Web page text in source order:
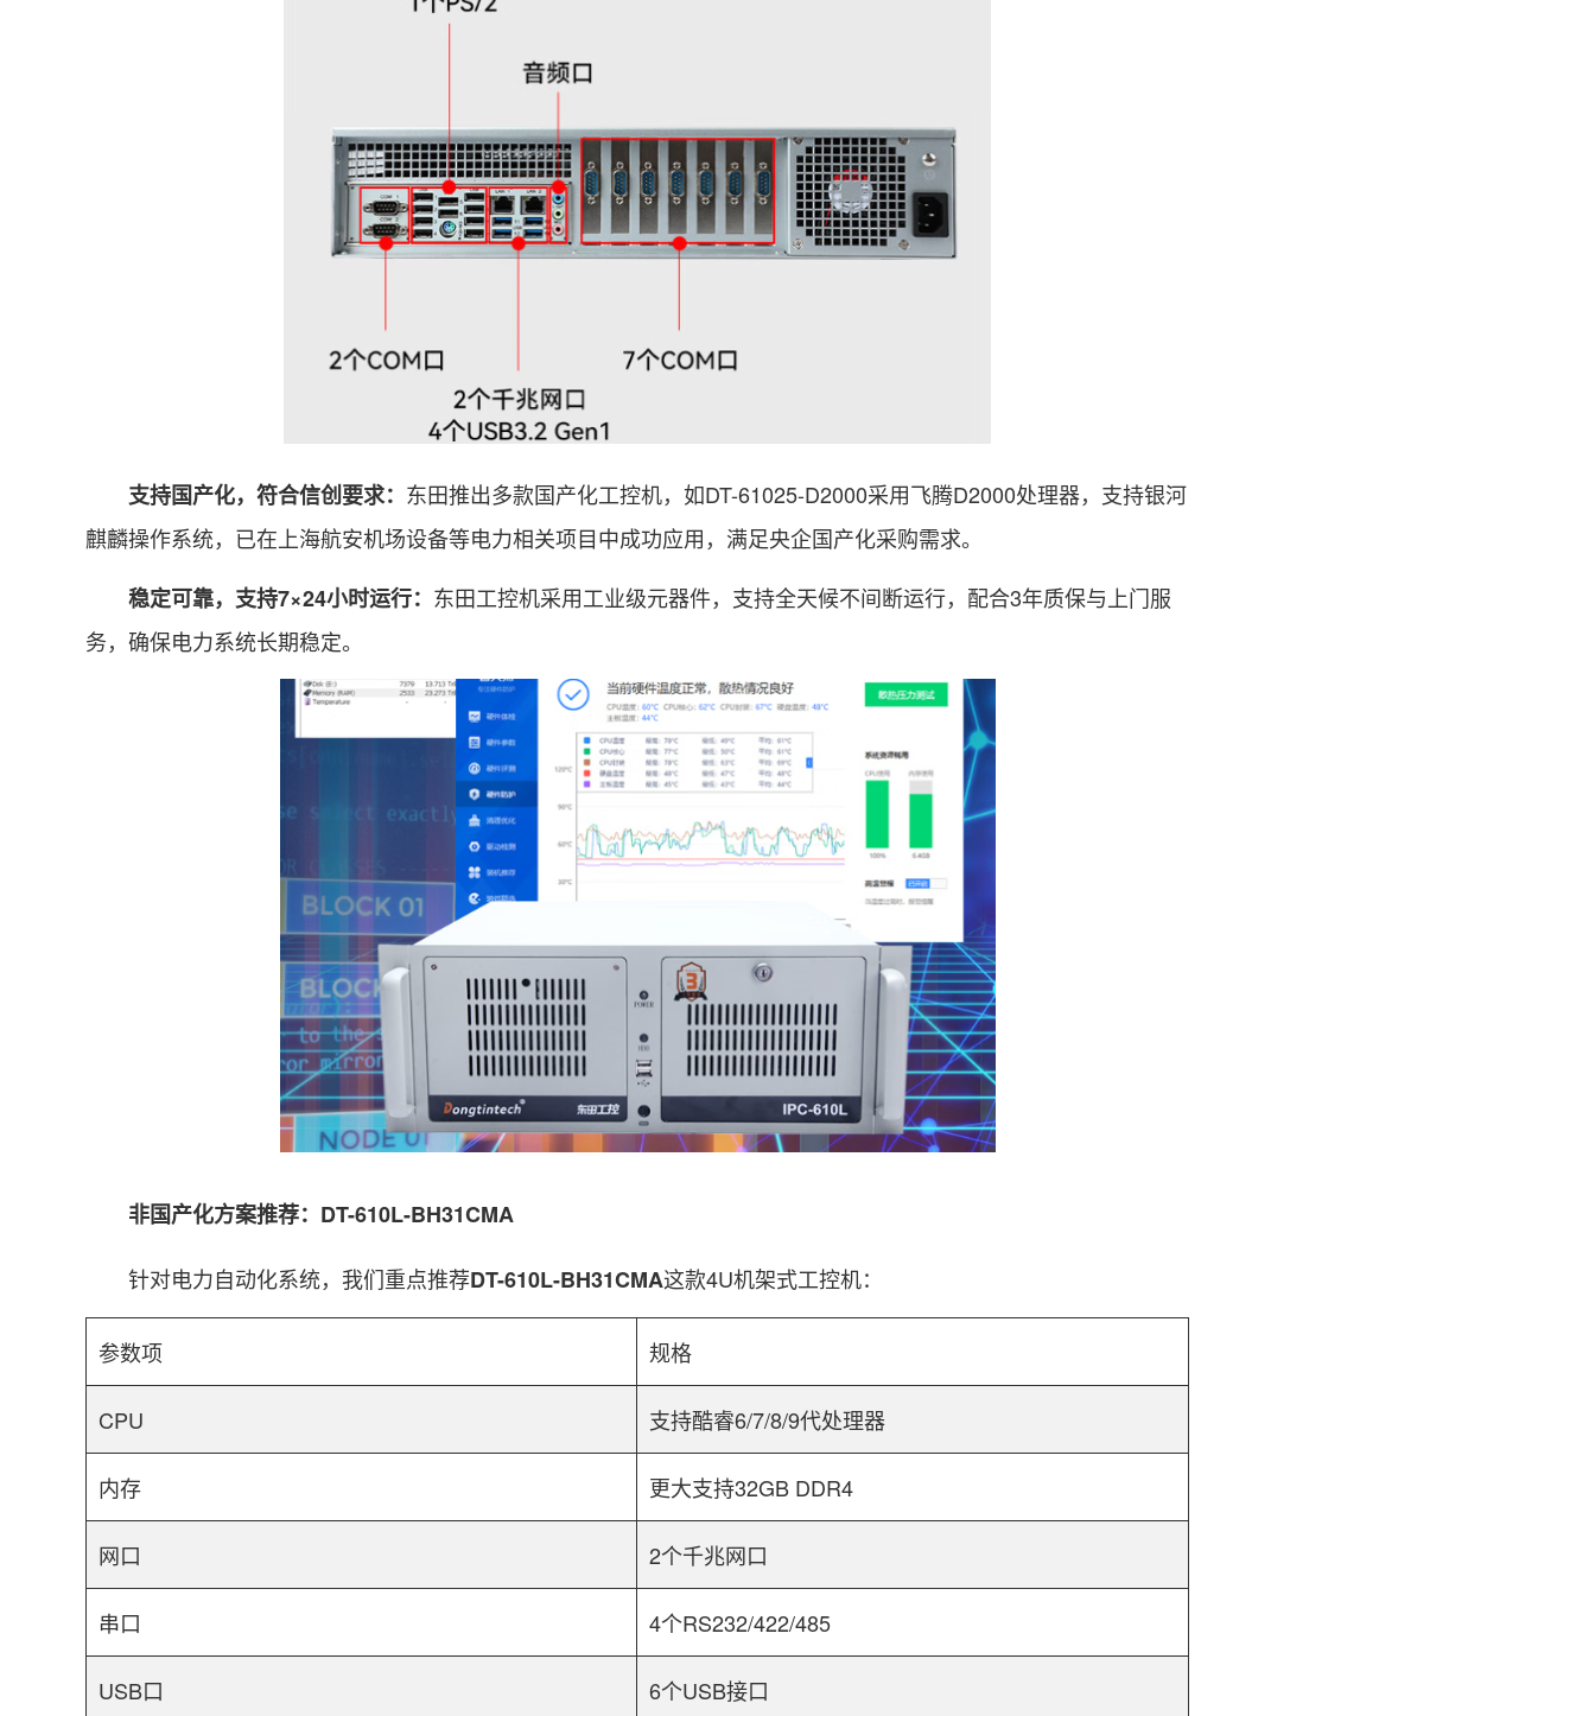
支持国产化，符合信创要求： 东田推出多款国产化工控机，如DT-61025-D2000采用飞腾D2000处理器，支持银河
麒麟操作系统，已在上海航安机场设备等电力相关项目中成功应用，满足央企国产化采购需求。
稳定可靠，支持7×24小时运行： 东田工控机采用工业级元器件，支持全天候不间断运行，配合3年质保与上门服
务，确保电力系统长期稳定。
非国产化方案推荐： DT-610L-BH31CMA
针对电力自动化系统，我们重点推荐DT-610L-BH31CMA这款4U机架式工控机：
参数项 规格
CPU 支持酷睿6/7/8/9代处理器
内存 更大支持32GB DDR4
网口 2个千兆网口
串口 4个RS232/422/485
USB口 6个USB接口